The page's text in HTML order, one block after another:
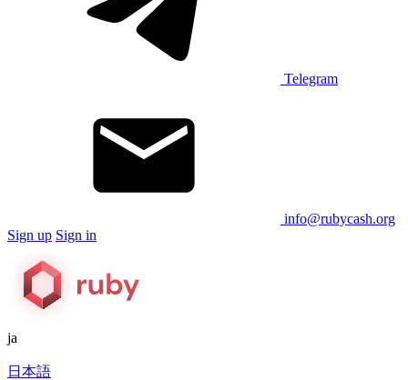
Telegram
info@rubycash.org
Sign up Sign in
ja
日本語